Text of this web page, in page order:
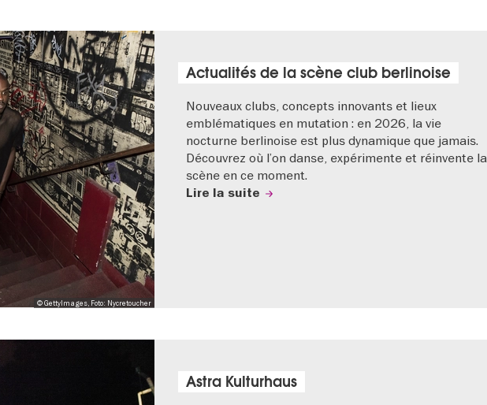
© GettyImages, Foto: Nycretoucher
Actualités de la scène club berlinoise
Nouveaux clubs, concepts innovants et lieux
emblématiques en mutation : en 2026, la vie
nocturne berlinoise est plus dynamique que jamais.
Découvrez où l’on danse, expérimente et réinvente la
scène en ce moment.
Lire la suite
Astra Kulturhaus